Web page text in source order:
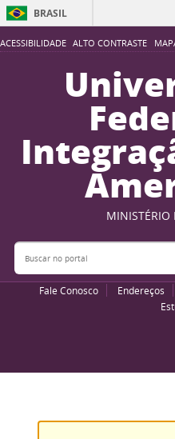
ACESSIBILIDADE ALTO CONTRASTE
BRASIL
MINISTÉRIO
Buscar no portal
Fale Conosco Endereços